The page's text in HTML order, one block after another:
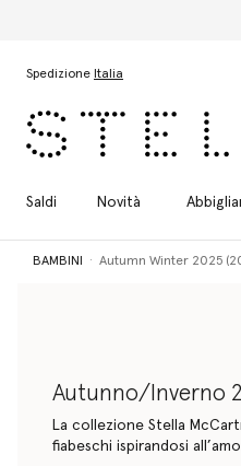
Spedizione Italia
Saldi Novità
BAMBINI Autumn Winter 2025
Autunno/Inverno
La collezione Stella
fiabeschi ispirandosi